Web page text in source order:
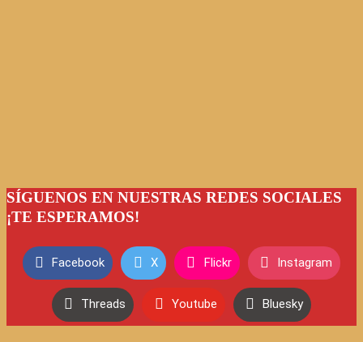
SÍGUENOS EN NUESTRAS REDES SOCIALES
¡TE ESPERAMOS!
Facebook X Flickr Instagram
Threads Youtube Bluesky